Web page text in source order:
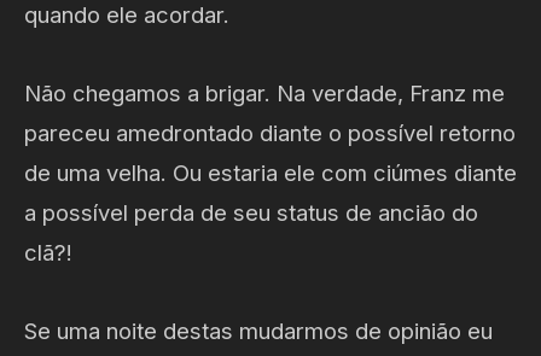
quando ele acordar.
Não chegamos a brigar. Na verdade, Franz me
pareceu amedrontado diante o possível retorno
de uma velha. Ou estaria ele com ciúmes diante
a possível perda de seu status de ancião do
clã?!
Se uma noite destas mudarmos de opinião eu